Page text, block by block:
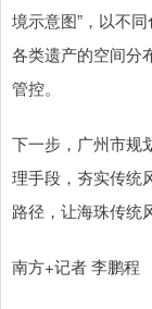
境示意图”，以不
各类遗产的空间分
管控。
下一步，广州市规
理手段，夯实传统
路径，让海珠传统
南方+记者 李鹏程